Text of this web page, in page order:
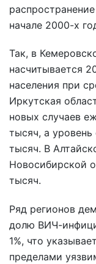
начале 2000-х
Так, в
насчитывается
населения при
Иркутская
новых случаев
тысяч, а уровень
тысяч. В
Новосибирской
тысяч.
Ряд регионов
долю ВИЧ-
1%, что
пределами